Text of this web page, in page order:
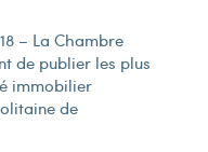
– La Chambre
de publier les plus
immobilier
de